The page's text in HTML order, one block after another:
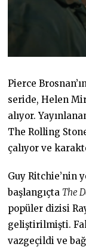
Pierce
seride, Helen
alıyor.
The Rolling
çalıyor ve
Guy Ritchie’nin
başlangıçta The
popüler dizisi
geliştirilmişti.
vazgeçildi ve